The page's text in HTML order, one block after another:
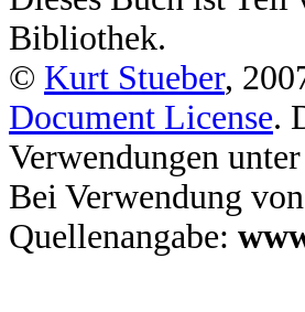
Bibliothek.
© Kurt Stueber,
Document License.
Verwendungen
Bei Verwendung
Quellenangabe: